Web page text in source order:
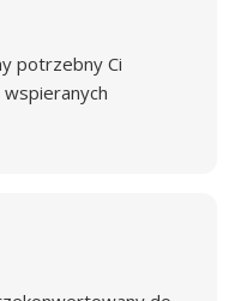
potrzebny Ci